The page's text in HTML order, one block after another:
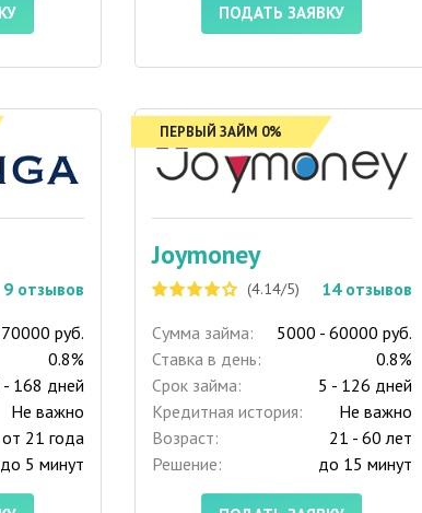
ПОДАТЬ ЗАЯВКУ
9 отзывов
руб.
0.8%
- 168 дней
Не важно
от 21 года
до 5 минут
ПЕРВЫЙ ЗАЙМ 0%
Joymoney
(4.14/5) 14 отзывов
Сумма займа:
5000 - 60000 руб.
Ставка в день:
0.8%
Срок займа:
5 - 126 дней
Кредитная история:
Не важно
Возраст:
21 - 60 лет
Решение:
до 15 минут